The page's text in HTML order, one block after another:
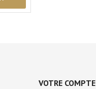
VOTRE COMPTE